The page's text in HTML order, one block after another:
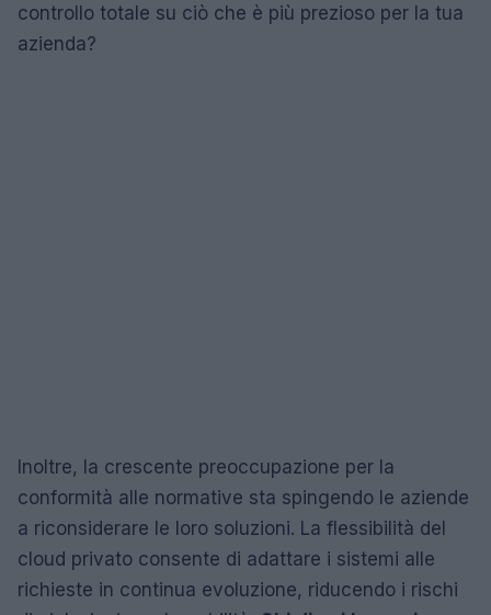
controllo totale su ciò che è più prezioso per la tua
azienda?
Inoltre, la crescente preoccupazione per la
conformità alle normative sta spingendo le aziende
a riconsiderare le loro soluzioni. La flessibilità del
cloud privato consente di adattare i sistemi alle
richieste in continua evoluzione, riducendo i rischi